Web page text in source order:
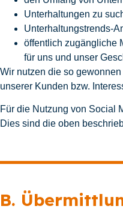
Unterhaltungen zu
Unterhaltungstrends-
öffentlich zugängliche
für uns und unser
Wir nutzen die so
unserer Kunden bzw.
Für die Nutzung von Social
Dies sind die oben
B.